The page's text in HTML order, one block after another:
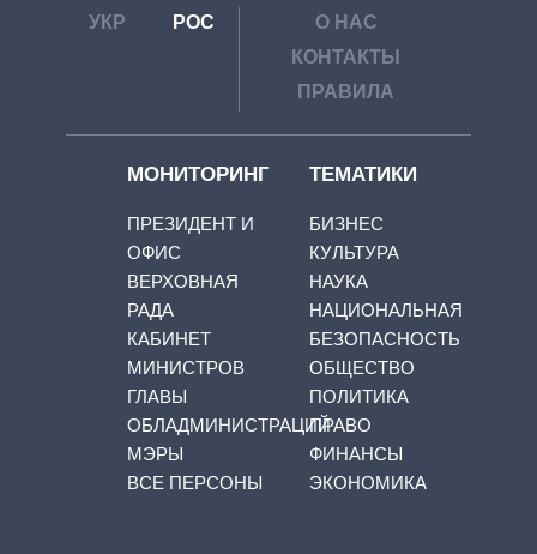
УКР РОС
О НАС
КОНТАКТЫ
ПРАВИЛА
МОНИТОРИНГ
ПРЕЗИДЕНТ И
ОФИС
ВЕРХОВНАЯ
РАДА
КАБИНЕТ
МИНИСТРОВ
ГЛАВЫ
ОБЛАДМИНИСТРАЦИЙ
МЭРЫ
ВСЕ ПЕРСОНЫ
ТЕМАТИКИ
БИЗНЕС
КУЛЬТУРА
НАУКА
НАЦИОНАЛЬНАЯ
БЕЗОПАСНОСТЬ
ОБЩЕСТВО
ПОЛИТИКА
ПРАВО
ФИНАНСЫ
ЭКОНОМИКА